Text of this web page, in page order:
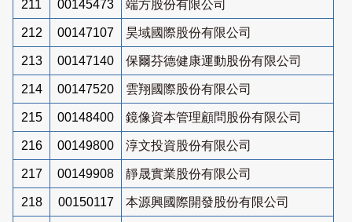
211 00145473 端方股份有限公司
212 00147107 昊域國際股份有限公司
213 00147140 保爾芬德健康運動股份有限公司
214 00147520 雲翔國際股份有限公司
215 00148400 鏡像資本管理顧問股份有限公司
216 00149800 淳文投資股份有限公司
217 00149908 靜晟實業股份有限公司
218 00150117 本源興國際開發股份有限公司